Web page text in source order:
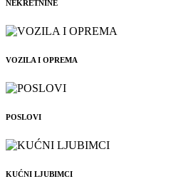
NEKRETNINE
VOZILA I OPREMA
POSLOVI
KUĆNI LJUBIMCI